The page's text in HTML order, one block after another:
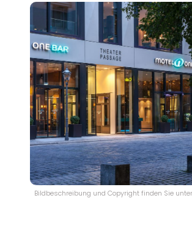
Bildbeschreibung und Copyright finden Sie